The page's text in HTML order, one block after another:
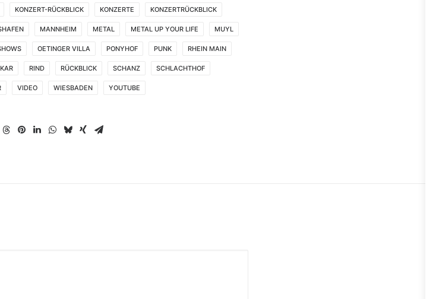
KONZERT-RÜCKBLICK KONZERTE KONZERTRÜCKBLICK
MANNHEIM METAL METAL UP YOUR LIFE MUYL
OETINGER VILLA PONYHOF PUNK RHEIN MAIN
RIND RÜCKBLICK SCHANZ SCHLACHTHOF
VIDEO WIESBADEN YOUTUBE